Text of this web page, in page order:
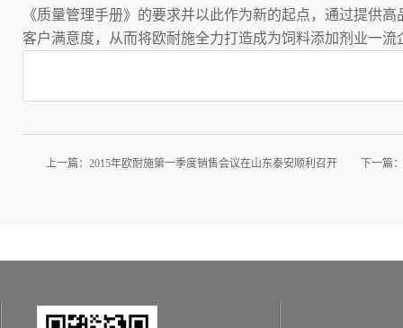
《质量管理手册》的要求并以此作为新的起点，通过提供
客户满意度，从而将欧耐施全力打造成为饲料添加剂业一流
上一篇： 2015年欧耐施第一季度销售会议在山东泰安顺利召开 下一篇：